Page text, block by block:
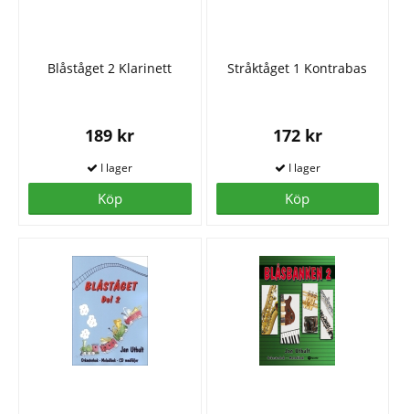
Blåståget 2 Klarinett
189 kr
Köp
Stråktåget 1 Kontrabas
172 kr
Köp